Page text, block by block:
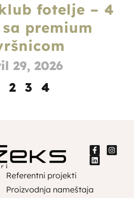
fotelje – 4
premium
29, 2026
2 3 4
Referentni projekti
Proizvodnja nameštaja